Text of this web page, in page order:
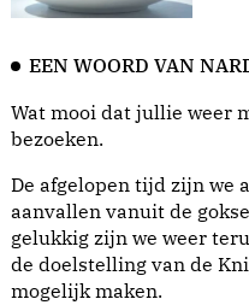
EEN WOORD VAN
Wat mooi dat jullie weer
bezoeken.
De afgelopen tijd zijn we
aanvallen vanuit de
gelukkig zijn we weer
de doelstelling van de
mogelijk maken.